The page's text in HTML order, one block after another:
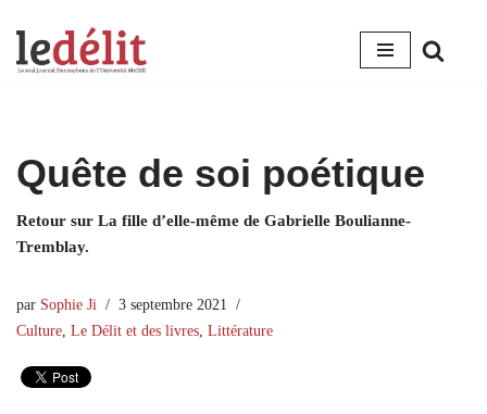
Aller
Quête de soi poétique
Retour sur La fille d’elle-même de Gabrielle Boulianne-
Tremblay.
par Sophie Ji
3 septembre 2021
Culture Le Délit et des livres Littérature